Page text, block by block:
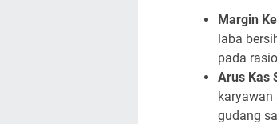
Margin
laba
pada
Arus Kas
karyawan
gudang